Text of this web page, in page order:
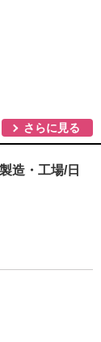
さらに見る
造・工場/日